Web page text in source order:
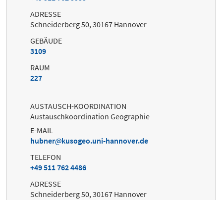
ADRESSE
Schneiderberg 50, 30167 Hannover
GEBÄUDE
3109
RAUM
227
AUSTAUSCH-KOORDINATION
Austauschkoordination Geographie
E-MAIL
hubner
kusogeo.uni-hannover.de
TELEFON
+49 511 762 4486
ADRESSE
Schneiderberg 50, 30167 Hannover